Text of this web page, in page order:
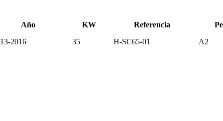
Año KW Referencia
2016
35 H-SC65-01 A2